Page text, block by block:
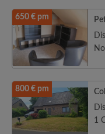
650 € pm
800 € pm
1